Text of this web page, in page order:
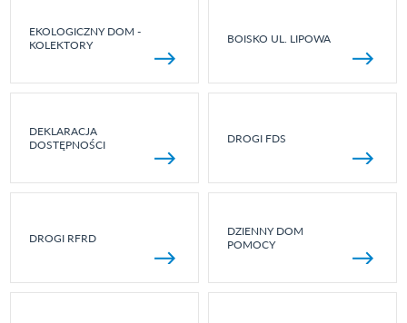
EKOLOGICZNY DOM -
KOLEKTORY
BOISKO UL. LIPOWA
DEKLARACJA
DOSTĘPNOŚCI
DROGI FDS
DROGI RFRD
DZIENNY DOM
POMOCY